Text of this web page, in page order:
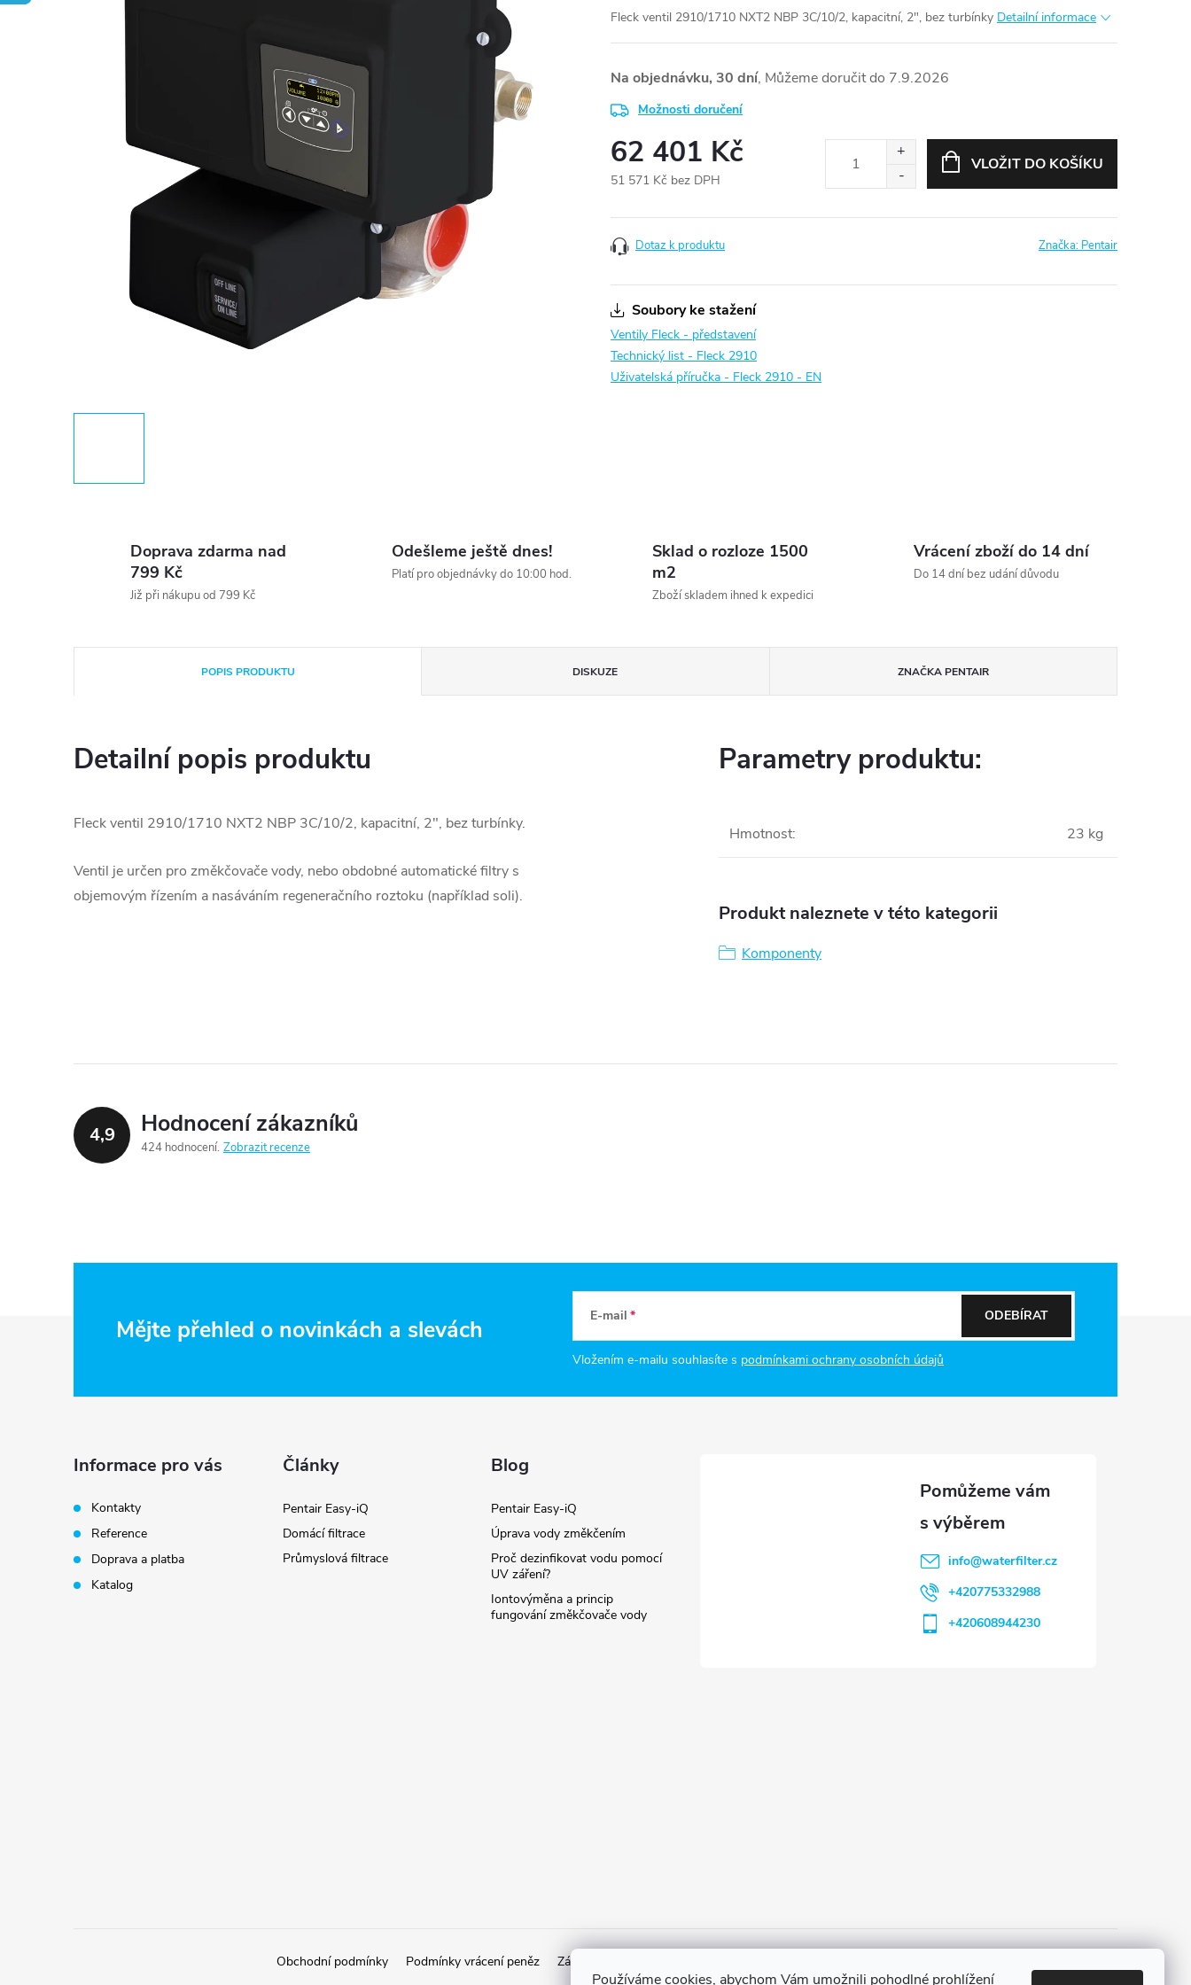
Používáme cookies, abychom Vám umožnili pohodlné prohlížení
Fleck ventil 2910/1710 NXT2 NBP 3C/10/2, kapacitní, 2", bez turbínky Detailní informace
Na objednávku, 30 dní 7.9.2026
Možnosti doručení
62 401 Kč
51 571 Kč bez DPH
cena:
VLOŽIT DO KOŠÍKU
Dotaz k produktu Značka: Pentair
Soubory ke stažení
Ventily Fleck - představení
Technický list - Fleck 2910
Uživatelská příručka - Fleck 2910 - EN
Doprava zdarma nad
799 Kč
Již při nákupu od 799 Kč
Odešleme ještě dnes!
Platí pro objednávky do 10:00 hod.
Sklad o rozloze 1500
m2
Zboží skladem ihned k expedici
Vrácení zboží do 14 dní
Do 14 dní bez udání důvodu
POPIS PRODUKTU DISKUZE ZNAČKAPENTAIR
Detailní popis produktu
Fleck ventil 2910/1710 NXT2 NBP 3C/10/2, kapacitní, 2", bez turbínky.
Ventil je určen pro změkčovače vody, nebo obdobné automatické filtry s
objemovým řízením a nasáváním regeneračního roztoku (například soli).
Parametry produktu:
Hmotnost: 23 kg
Produkt naleznete v této kategorii
Komponenty
4,9 Hodnocení zákazníků
424 hodnocení Zobrazit recenze
Mějte přehled o novinkách a slevách E-mail
Vložením e-mailu souhlasíte s podmínkami ochrany osobních údajů
ODEBÍRAT
Informace pro vás
Kontakty
Reference
Doprava a platba
Katalog
Články
Pentair Easy-iQ
Domácí filtrace
Průmyslová filtrace
Blog
Pentair Easy-iQ
Úprava vody změkčením
Proč dezinfikovat vodu pomocí
UV záření?
Iontovýměna a princip
fungování změkčovače vody
info@waterfilter.cz
+420775332988
+420608944230
Obchodní podmínky Podmínky vrácení peněz Zásady ochrany osobních údajů